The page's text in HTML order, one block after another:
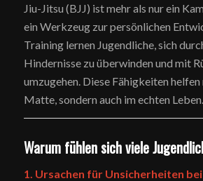
Jiu-Jitsu (BJJ) ist mehr als nur ein
ein Werkzeug zur persönlichen
Training lernen Jugendliche, sich
Hindernisse zu überwinden und mit
umzugehen. Diese Fähigkeiten
Matte, sondern auch im echten Leben.
Warum fühlen sich viele
1. Ursachen für Unsicherheiten